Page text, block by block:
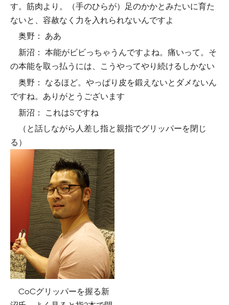
す。筋肉より。（手のひらが）足のかかとみたいに育た
ないと、容赦なく力を入れられないんですよ
奥野： ああ
新沼： 本能がビビっちゃうんですよね。痛いって。そ
の本能を取っ払うには、こうやってやり続けるしかない
奥野： なるほど。やっぱり皮を鍛えないとダメないん
ですね。ありがとうございます
新沼： これはSですね
（と話しながら人差し指と親指でグリッパーを閉じ
る）
CoCグリッパーを握る新